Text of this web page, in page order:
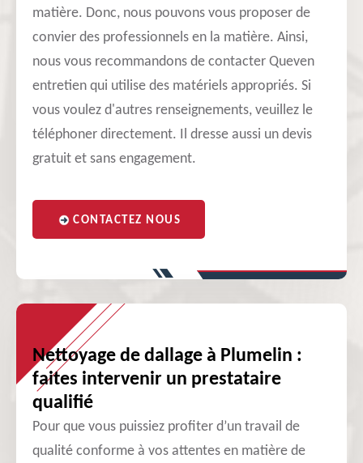
matière. Donc, nous pouvons vous proposer de
convier des professionnels en la matière. Ainsi,
nous vous recommandons de contacter Queven
entretien qui utilise des matériels appropriés. Si
vous voulez d'autres renseignements, veuillez le
téléphoner directement. Il dresse aussi un devis
gratuit et sans engagement.
CONTACTEZ NOUS
Nettoyage de dallage à Plumelin :
faites intervenir un prestataire
qualifié
Pour que vous puissiez profiter d’un travail de
qualité conforme à vos attentes en matière de